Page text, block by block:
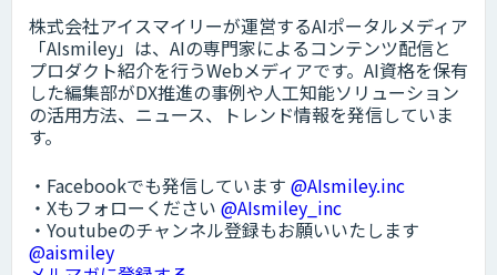
株式会社アイスマイリーが運営するAIポータルメディア
「AIsmiley」は、AIの専門家によるコンテンツ配信と
プロダクト紹介を行うWebメディアです。AI資格を保有
した編集部がDX推進の事例や人工知能ソリューション
の活用方法、ニュース、トレンド情報を発信していま
す。
・Facebookでも発信しています @AIsmiley.inc
・Xもフォローください @AIsmiley_inc
・Youtubeのチャンネル登録もお願いいたします
@aismiley